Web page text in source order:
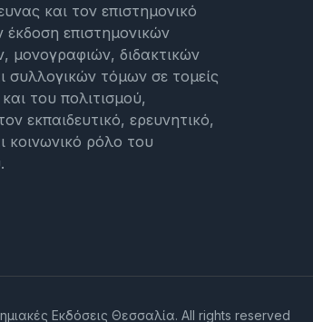
και τον επιστημονικό
έκδοση επιστημονικών
μονογραφιών, διδακτικών
συλλογικών τόμων σε τομείς
του πολιτισμού,
εκπαιδευτικό, ερευνητικό,
κοινωνικό ρόλο του
Εκδόσεις Θεσσαλία. All rights reserved